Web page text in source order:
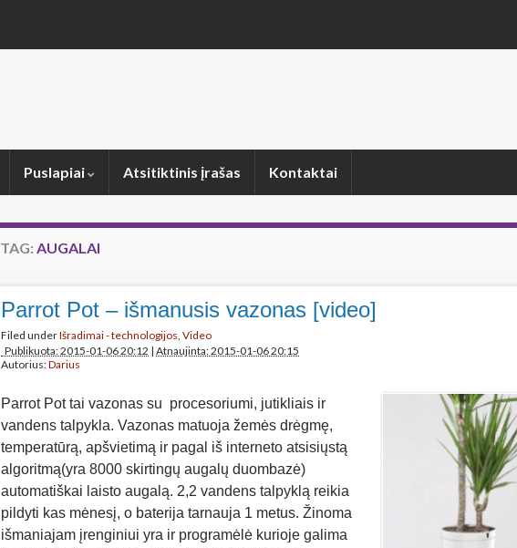
Puslapiai Atsitiktinis įrašas Kontaktai
TAG: AUGALAI
Parrot Pot – išmanusis vazonas [video]
Filed underIšradimai - technologijos, Video
Publikuota: 2015-01-06 20:12 | Atnaujinta: 2015-01-06 20:15
Autorius:Darius
Parrot Pot tai vazonas su procesoriumi, jutikliais ir
vandens talpykla. Vazonas matuoja žemės drėgmę,
temperatūrą, apšvietimą ir pagal iš interneto atsisiųstą
algoritmą(yra 8000 skirtingų augalų duombazė)
automatiškai laisto augalą. 2,2 vandens talpyklą reikia
pildyti kas mėnesį, o baterija tarnauja 1 metus. Žinoma
išmaniajam įrenginiui yra ir programėlė kurioje galima